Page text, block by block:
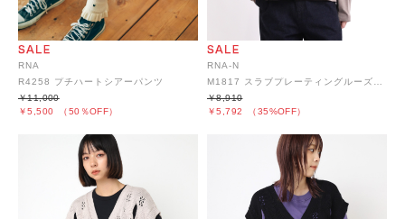
RNA
R4258 プチハートシアーパンツ
￥5,500 （50％OFF）
￥11,000
RNA-N
M1817 スラブプレーティングルーズプルオーバー
￥5,792 （35%OFF）
￥8,910